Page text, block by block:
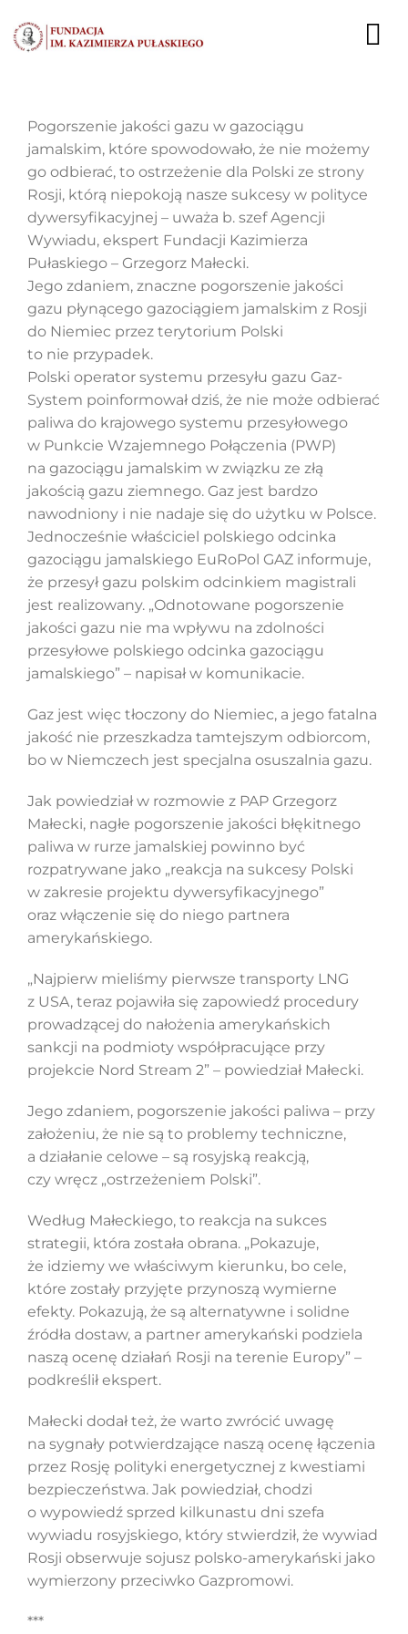
do
zawartości
EKSPERCI
PUBLIKACJE
DZIAŁALNOŚĆ
FUNDACJA
KARIERA
KONTAKT
Szukaj
Pogorszenie jakości gazu w gazociągu
jamalskim, które spowodowało, że nie możemy
go odbierać, to ostrzeżenie dla Polski ze strony
Rosji, którą niepokoją nasze sukcesy w polityce
dywersyfikacyjnej – uważa b. szef Agencji
Wywiadu, ekspert Fundacji Kazimierza
Pułaskiego – Grzegorz Małecki.
Jego zdaniem, znaczne pogorszenie jakości
gazu płynącego gazociągiem jamalskim z Rosji
do Niemiec przez terytorium Polski
to nie przypadek.
Polski operator systemu przesyłu gazu Gaz-
System poinformował dziś, że nie może odbierać
paliwa do krajowego systemu przesyłowego
w Punkcie Wzajemnego Połączenia (PWP)
na gazociągu jamalskim w związku ze złą
jakością gazu ziemnego. Gaz jest bardzo
nawodniony i nie nadaje się do użytku w Polsce.
Jednocześnie właściciel polskiego odcinka
gazociągu jamalskiego EuRoPol GAZ informuje,
że przesył gazu polskim odcinkiem magistrali
jest realizowany. „Odnotowane pogorszenie
jakości gazu nie ma wpływu na zdolności
przesyłowe polskiego odcinka gazociągu
jamalskiego” – napisał w komunikacie.
Gaz jest więc tłoczony do Niemiec, a jego fatalna
jakość nie przeszkadza tamtejszym odbiorcom,
bo w Niemczech jest specjalna osuszalnia gazu.
Jak powiedział w rozmowie z PAP Grzegorz
Małecki, nagłe pogorszenie jakości błękitnego
paliwa w rurze jamalskiej powinno być
rozpatrywane jako „reakcja na sukcesy Polski
w zakresie projektu dywersyfikacyjnego”
oraz włączenie się do niego partnera
amerykańskiego.
„Najpierw mieliśmy pierwsze transporty LNG
z USA, teraz pojawiła się zapowiedź procedury
prowadzącej do nałożenia amerykańskich
sankcji na podmioty współpracujące przy
projekcie Nord Stream 2” – powiedział Małecki.
Jego zdaniem, pogorszenie jakości paliwa – przy
założeniu, że nie są to problemy techniczne,
a działanie celowe – są rosyjską reakcją,
czy wręcz „ostrzeżeniem Polski”.
Według Małeckiego, to reakcja na sukces
strategii, która została obrana. „Pokazuje,
że idziemy we właściwym kierunku, bo cele,
które zostały przyjęte przynoszą wymierne
efekty. Pokazują, że są alternatywne i solidne
źródła dostaw, a partner amerykański podziela
naszą ocenę działań Rosji na terenie Europy” –
podkreślił ekspert.
Małecki dodał też, że warto zwrócić uwagę
na sygnały potwierdzające naszą ocenę łączenia
przez Rosję polityki energetycznej z kwestiami
bezpieczeństwa. Jak powiedział, chodzi
o wypowiedź sprzed kilkunastu dni szefa
wywiadu rosyjskiego, który stwierdził, że wywiad
Rosji obserwuje sojusz polsko-amerykański jako
wymierzony przeciwko Gazpromowi.
***